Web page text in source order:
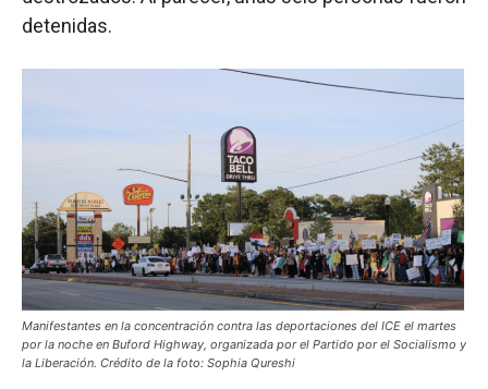
detenidas.
Manifestantes en la concentración contra las deportaciones del ICE el martes
por la noche en Buford Highway, organizada por el Partido por el Socialismo y
la Liberación. Crédito de la foto: Sophia Qureshi